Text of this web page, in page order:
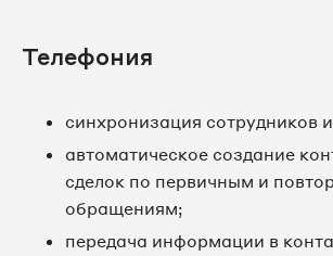
Телефония
синхронизация сотрудников
автоматическое создание
сделок по первичным и
обращениям;
передача информации в